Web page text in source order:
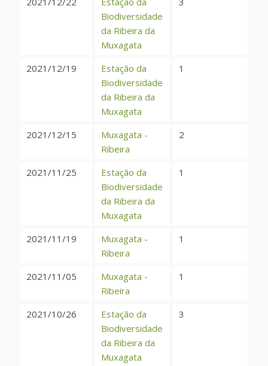
Biodiversidade
da Ribeira da
Muxagata
2021/12/19
Estação da
Biodiversidade
da Ribeira da
Muxagata
1
2021/12/15
Muxagata -
Ribeira
2
2021/11/25
Estação da
Biodiversidade
da Ribeira da
Muxagata
1
2021/11/19
Muxagata -
Ribeira
1
2021/11/05
Muxagata -
Ribeira
1
2021/10/26
Estação da
Biodiversidade
da Ribeira da
Muxagata
3